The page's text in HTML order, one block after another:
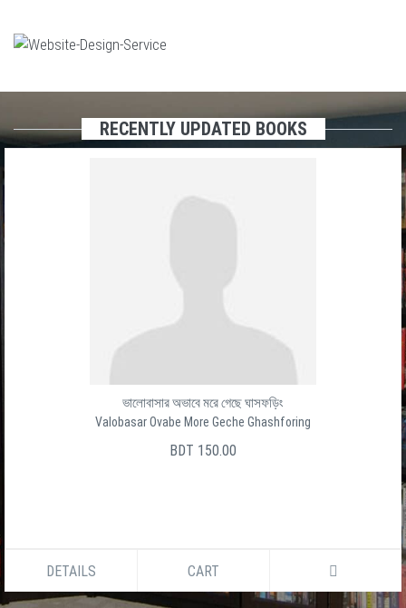
RECENTLY UPDATED BOOKS
ভালোবাসার অভাবে মরে গেছে ঘাসফড়িং
Valobasar Ovabe More Geche Ghashforing
BDT 150.00
DETAILS CART